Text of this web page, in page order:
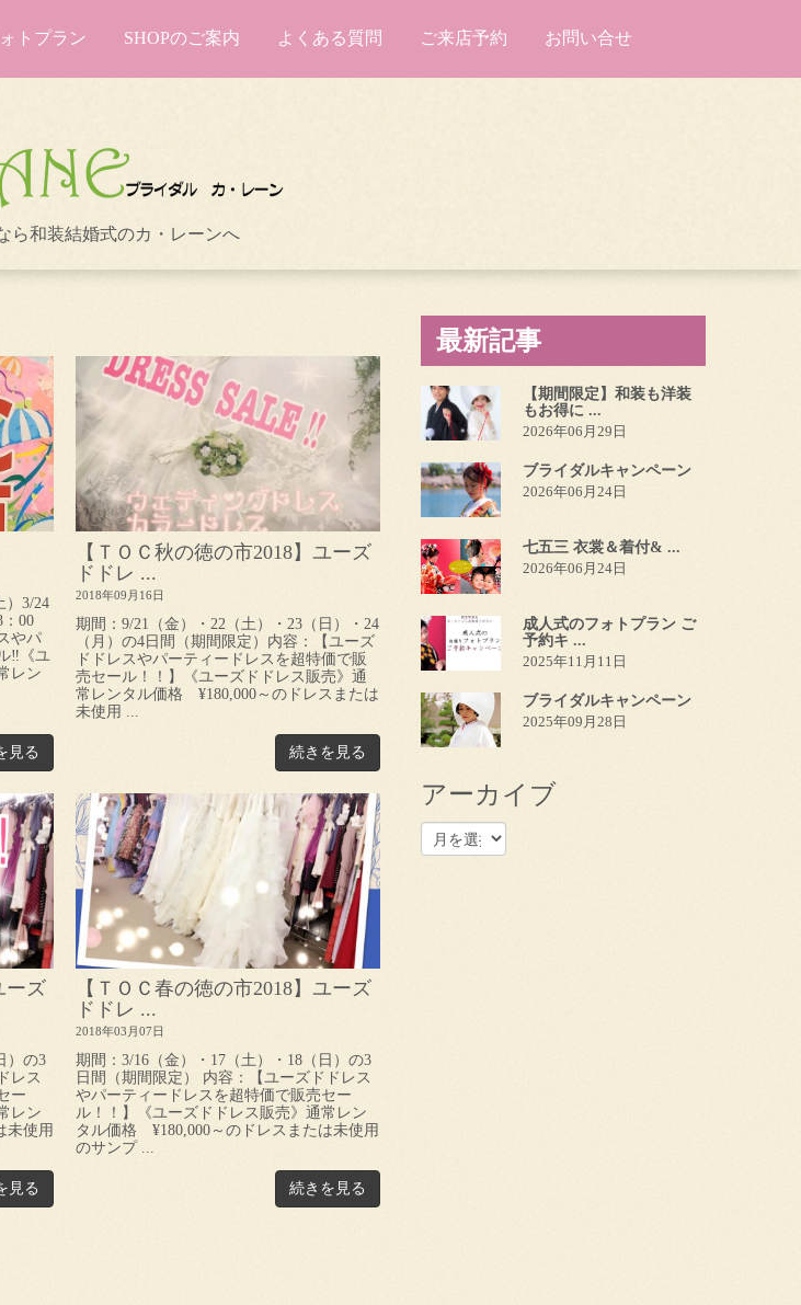
トプラン SHOPのご案内 よくある質問 ご来店予約 お問い合せ
ら和装結婚式のカ・レーンへ
）3/24
00
やパ
‼《ユ
レン
見る
【ＴＯＣ秋の徳の市2018】ユーズ
ドドレ ...
2018年09月16日
期間：9/21（金）・22（土）・23（日）・24
（月）の4日間（期間限定）内容：【ユーズ
ドドレスやパーティードレスを超特価で販
売セール！！】《ユーズドドレス販売》通
常レンタル価格 ¥180,000～のドレスまたは
未使用 ...
続きを見る
ーズ
）の3
レス
ー
レン
未使用
見る
【ＴＯＣ春の徳の市2018】ユーズ
ドドレ ...
2018年03月07日
期間：3/16（金）・17（土）・18（日）の3
日間（期間限定） 内容：【ユーズドドレス
やパーティードレスを超特価で販売セー
ル！！】《ユーズドドレス販売》通常レン
タル価格 ¥180,000～のドレスまたは未使用
のサンプ ...
続きを見る
最新記事
【期間限定】和装も洋装
もお得に ...
2026年06月29日
ブライダルキャンペーン
2026年06月24日
七五三 衣裳＆着付& ...
2026年06月24日
成人式のフォトプラン ご
予約キ ...
2025年11月11日
ブライダルキャンペーン
2025年09月28日
アーカイブ